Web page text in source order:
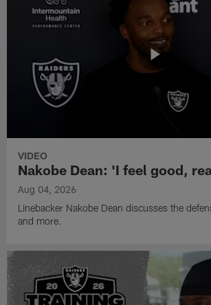
VIDEO
Nakobe Dean: 'I feel good,
Aug 04, 2026
Linebacker Nakobe Dean discusses the
and more.